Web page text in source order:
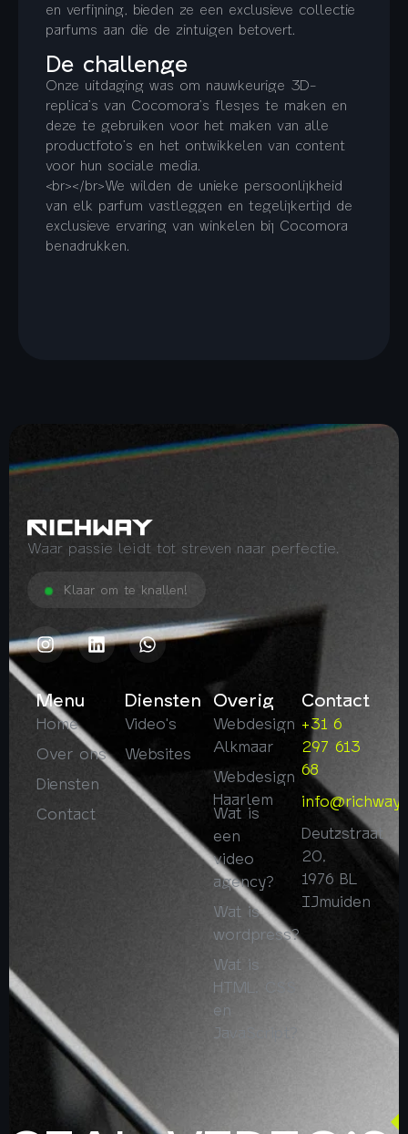
en verfijning, bieden ze een exclusieve collectie
parfums aan die de zintuigen betovert.
De challenge
Onze uitdaging was om nauwkeurige 3D-
replica’s van Cocomora’s flesjes te maken en
deze te gebruiken voor het maken van alle
productfoto’s en het ontwikkelen van content
voor hun sociale media.
<br></br>We wilden de unieke persoonlijkheid
van elk parfum vastleggen en tegelijkertijd de
exclusieve ervaring van winkelen bij Cocomora
benadrukken.
Waar passie leidt tot streven naar perfectie.
Klaar om te knallen!
Menu
Home
Over ons
Diensten
Contact
Diensten
Video's
Websites
Overig
Webdesign
Alkmaar
Webdesign
Haarlem
Wat is
een
video
agency?
Wat is
wordpress?
Wat is
HTML, CSS
en
JavaScript?
Contact
+31 6
297 613
68
Deutzstraat
20,
1976 BL
IJmuiden